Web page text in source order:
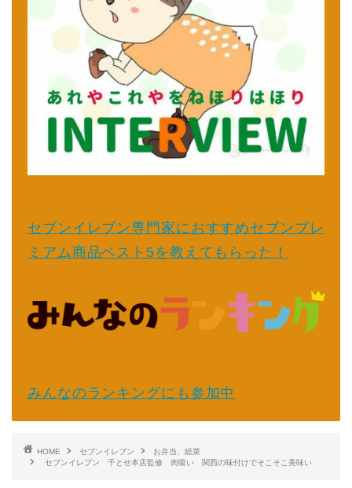
セブンイレブン専門家におすすめセブンプレ
ミアム商品ベスト5を教えてもらった！
みんなのランキングにも参加中
HOME セブンイレブン
お弁当、総菜
セブンイレブン 千とせ本店監修 肉吸い 関西の味付けでそこそこ美味い